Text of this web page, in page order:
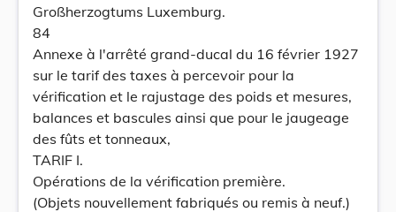
Großherzogtums Luxemburg.
84
Annexe à l'arrêté grand-ducal du 16 février 1927
sur le tarif des taxes à percevoir pour la
vérification et le rajustage des poids et mesures,
balances et bascules ainsi que pour le jaugeage
des fûts et tonneaux,
TARIF I.
Opérations de la vérification première.
(Objets nouvellement fabriqués ou remis à neuf.)